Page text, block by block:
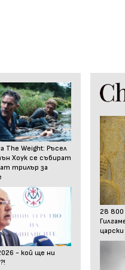
The Weight: Ръсел
Хоук се събират
трилър за
- кой ще ни
28 800